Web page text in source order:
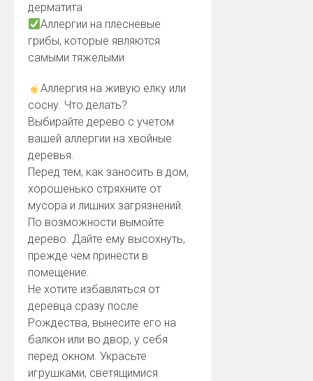
дерматита
Аллергии на плесневые
грибы, которые являются
самыми тяжелыми
Аллергия на живую елку или
сосну. Что делать?
Выбирайте дерево с учетом
вашей аллергии на хвойные
деревья.
Перед тем, как заносить в дом,
хорошенько стряхните от
мусора и лишних загрязнений.
По возможности вымойте
дерево. Дайте ему высохнуть,
прежде чем принести в
помещение.
Не хотите избавляться от
деревца сразу после
Рождества, вынесите его на
балкон или во двор, у себя
перед окном. Украсьте
игрушками, светящимися